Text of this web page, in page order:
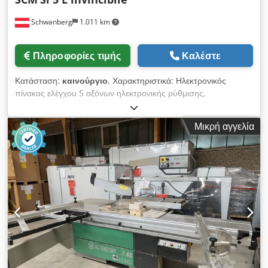
Schwanberg 1.011 km
Πληροφορίες τιμής Καλέστε
Κατάσταση: καινούργιο, Χαρακτηριστικά: Ηλεκτρονικός
πίνακας ελέγχου 5 αξόνων ηλεκτρονικής ρύθμισης,
περιστρεφόμενη ηλεκτρονική ρύθμιση για μονάδα αυτόματης
σήμανσης με κίνηση στη βίδα και ώθηση σφαιρών γραμμικά
κουμπιά εκκίνησης / διακοπής που ενσωματώνονται στο
φορείο "Γρήγορη κλειδαριά" συρόμενο κιγκλίδωμα με προφίλ
"τόξου" - Τηλεσκοπικός βραχίονας ταλάντωσης εγγύησης 10
ετών κατασκευασμένος από μεγάλη διάσταση εξώθησης και
γραμμικό οδηγό για ρουλεμάν ανακυκλοφορίας Τεχνικά
στοιχεία: πριόνι λεπίδας DM mm 550 μονάδα βαθμολόγησης
λεπίδα DM mm 120 χωρητικότητα τετραγώνου mm
3200x3200 χωρητικότητα tiltig deg. 0 +46 μέγ. ύψος κοπής σε
90 ° mm 200 μέγ. ύψος κοπής σε + 45 ° mm 130 πριονωτή
ταχύτητα λεπίδας RPM 2500, 3500, 5000 μονάδα
βαθμολόγησης ταχύτητα λεπίδας RPM 8500 DM συνδέσεις
Μικρή αγγελία